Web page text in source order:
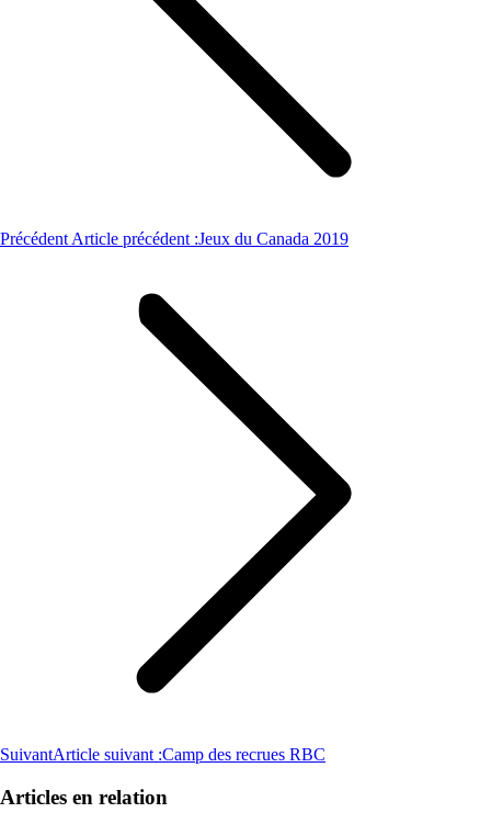
Précédent Article précédent :Jeux du Canada 2019
SuivantArticle suivant :Camp des recrues RBC
Articles en relation